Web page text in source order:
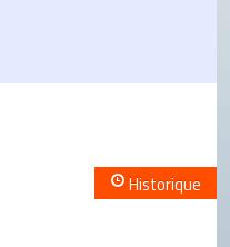
Historique